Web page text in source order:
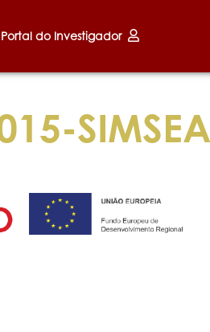
Portal do Investigador
SIMSEA